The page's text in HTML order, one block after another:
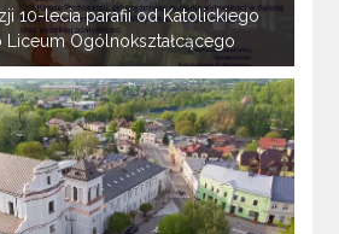
10-lecia parafii od Katolickiego
Liceum Ogólnokształcącego